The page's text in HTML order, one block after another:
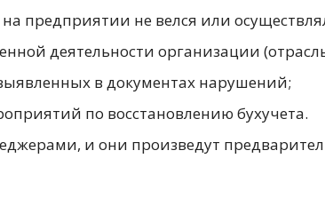
на предприятии не велся или
деятельности организации
в документах нарушений;
по восстановлению бухучета.
и они произведут